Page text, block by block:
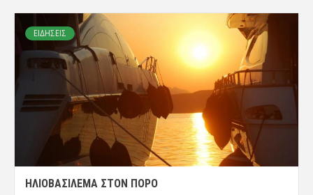
ΕΙΔΗΣΕΙΣ
ΗΛΙΟΒΑΣΊΛΕΜΑ ΣΤΟΝ ΠΌΡΟ